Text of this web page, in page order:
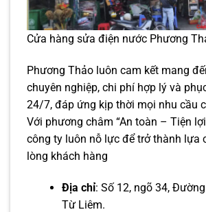
Cửa hàng sửa điện nước Phương
Phương Thảo luôn cam kết mang
chuyên nghiệp, chi phí hợp lý và
24/7, đáp ứng kịp thời mọi nhu cầu
Với phương châm “An toàn – Tiện
công ty luôn nỗ lực để trở thành lựa
lòng khách hàng
Địa chỉ: Số 12, ngõ 34,
Từ Liêm.